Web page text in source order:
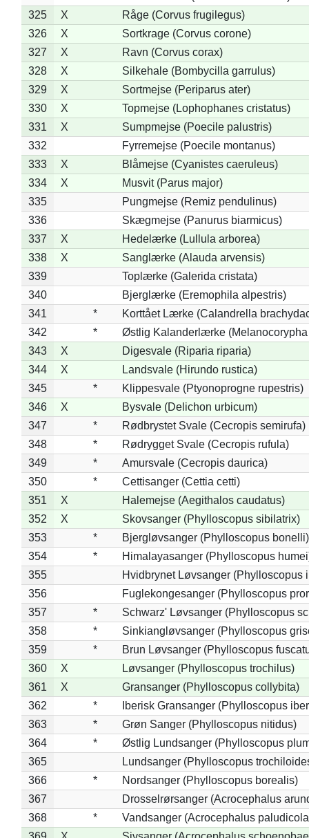
325
X
Råge (Corvus frugilegus)
326
X
Sortkrage (Corvus corone)
327
X
Ravn (Corvus corax)
328
X
Silkehale (Bombycilla garrulus)
329
X
Sortmejse (Periparus ater)
330
X
Topmejse (Lophophanes cristatus)
331
X
Sumpmejse (Poecile palustris)
332
Fyrremejse (Poecile montanus)
333
X
Blåmejse (Cyanistes caeruleus)
334
X
Musvit (Parus major)
335
Pungmejse (Remiz pendulinus)
336
Skægmejse (Panurus biarmicus)
337
X
Hedelærke (Lullula arborea)
338
X
Sanglærke (Alauda arvensis)
339
Toplærke (Galerida cristata)
340
Bjerglærke (Eremophila alpestris)
341
*
Korttået Lærke (Calandrella
342
*
Østlig Kalanderlærke (Melanocorypha
343
X
Digesvale (Riparia riparia)
344
X
Landsvale (Hirundo rustica)
345
*
Klippesvale (Ptyonoprogne rupestris)
346
X
Bysvale (Delichon urbicum)
347
*
Rødbrystet Svale (Cecropis semirufa)
348
*
Rødrygget Svale (Cecropis rufula)
349
*
Amursvale (Cecropis daurica)
350
*
Cettisanger (Cettia cetti)
351
X
Halemejse (Aegithalos caudatus)
352
X
Skovsanger (Phylloscopus sibilatrix)
353
*
Bjergløvsanger (Phylloscopus bonelli)
354
*
Himalayasanger (Phylloscopus
355
Hvidbrynet Løvsanger (Phylloscopus
356
Fuglekongesanger (Phylloscopus
357
*
Schwarz' Løvsanger (Phylloscopus
358
*
Sinkiangløvsanger (Phylloscopus
359
*
Brun Løvsanger (Phylloscopus
360
X
Løvsanger (Phylloscopus trochilus)
361
X
Gransanger (Phylloscopus collybita)
362
*
Iberisk Gransanger (Phylloscopus
363
*
Grøn Sanger (Phylloscopus nitidus)
364
*
Østlig Lundsanger (Phylloscopus
365
Lundsanger (Phylloscopus
366
*
Nordsanger (Phylloscopus borealis)
367
Drosselrørsanger (Acrocephalus
368
*
Vandsanger (Acrocephalus